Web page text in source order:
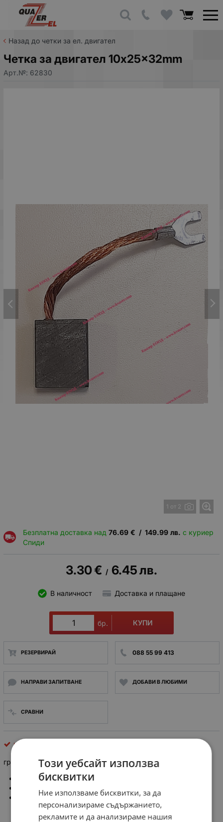
Назад до четки за ел. двигател
Четка за двигател 10x25x32mm
Арт.№: 62830
1 от 2
Безплатна доставка над 76.69 € / 149.99 лв. с куриер
Спиди
3.30€ / 6.45лв.
В наличност Доставка и плащане
бр. КУПИ
РЕЗЕРВИРАЙ 088 55 99 413
НАПРАВИ ЗАПИТВАНЕ ДОБАВИ В ЛЮБИМИ
СРАВНИ
четки за ел. двигател
графитни четки за електродвигатели, 10x25x32mm
Размер: Четка за двигател 10x25x32mm (a*b*
Произведени в България
Цена за 1бр.
Този уебсайт използва
бисквитки
Ние използваме бисквитки, за да
персонализираме съдържанието,
рекламите и да анализираме нашия